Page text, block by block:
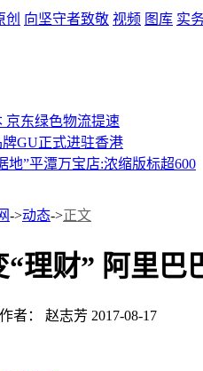
创 向坚守者致敬 视频 图库 实
京东绿色物流提速
GU正式进驻香港
地”平潭万宝店:浓缩版标超600
->动态->正文
“理财” 阿里巴
作者： 赵志芳 2017-08-17